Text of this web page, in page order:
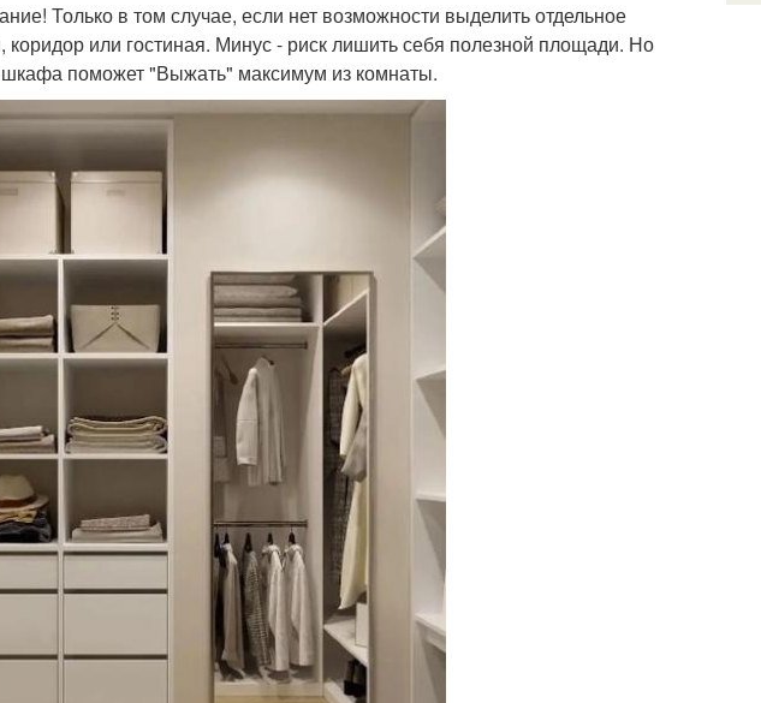
Только в том случае, если нет возможности выделить отдельное
или гостиная. Минус - риск лишить себя полезной площади. Но
шкафа поможет "Выжать" максимум из комнаты.